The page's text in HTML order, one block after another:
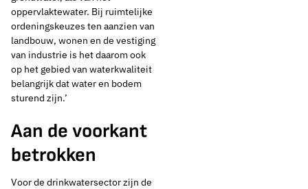
oppervlaktewater. Bij ruimtelijke
ordeningskeuzes ten aanzien van
landbouw, wonen en de vestiging
van industrie is het daarom ook
op het gebied van waterkwaliteit
belangrijk dat water en bodem
sturend zijn.’
Aan de voorkant
betrokken
Voor de drinkwatersector zijn de